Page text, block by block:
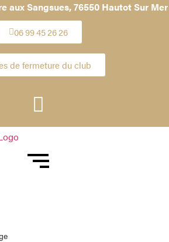
aux Sangsues,76550 Hautot Sur Mer
06 99 45 26 26
de fermeture du club